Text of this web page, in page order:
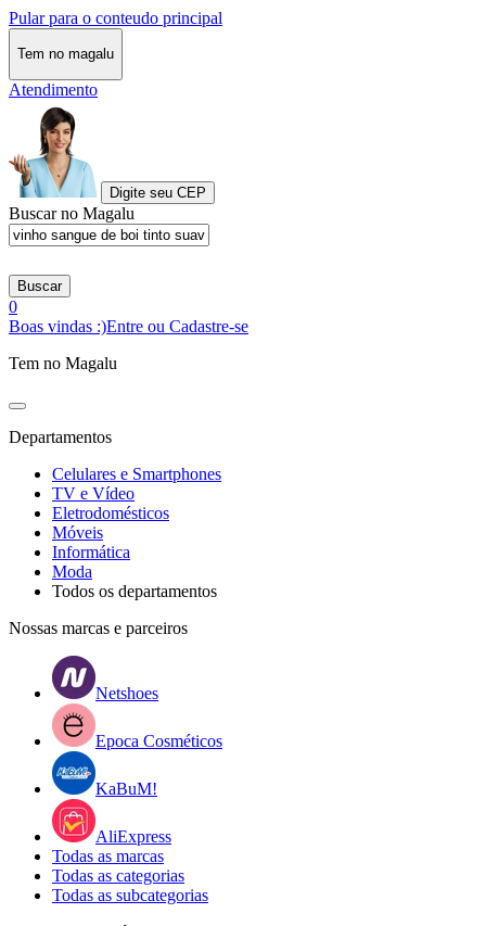
Pular para o conteudo principal
Tem no magalu
Atendimento
Digite seu CEP
Buscar no Magalu
Buscar
0
Boas vindas :)Entre ou Cadastre-se
Tem no Magalu
Departamentos
Celulares e Smartphones
TV e Vídeo
Eletrodomésticos
Móveis
Informática
Moda
Todos os departamentos
Nossas marcas e parceiros
Netshoes
Epoca Cosméticos
KaBuM!
AliExpress
Todas as marcas
Todas as categorias
Todas as subcategorias